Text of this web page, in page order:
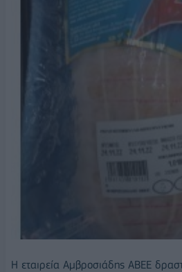
Η εταιρεία Αμβροσιάδης ΑΒΕΕ